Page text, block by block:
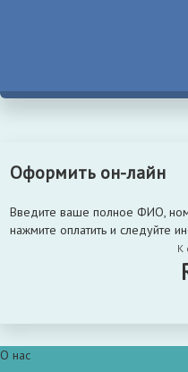
Оформить он-лайн
Введите ваше полное ФИО,
нажмите оплатить и следуйте
К
О нас